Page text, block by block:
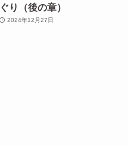
ぐり（後の章）
2024年12月27日